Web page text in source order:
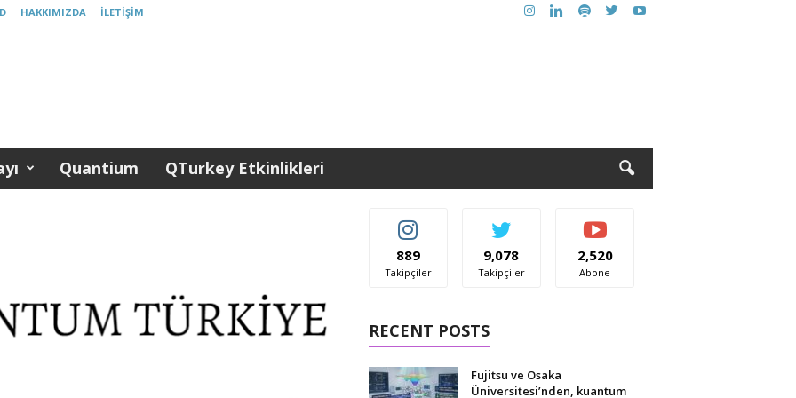
HAKKIMIZDA İLETIŞIM
Quantium QTurkey Etkinlikleri
889
Takipçiler
9,078
Takipçiler
2,520
Abone
RECENT POSTS
Fujitsu ve Osaka
Üniversitesi’nden, kuantum